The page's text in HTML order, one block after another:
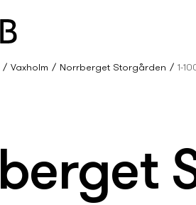
Vaxholm Norrberget Storgården 1-